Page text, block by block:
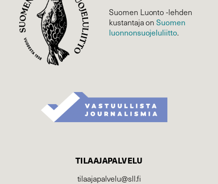
Suomen Luonto -lehden
kustantaja onSuomen
luonnonsuojelu­liitto.
TILAAJAPALVELU
tilaajapalvelu@sll.fi